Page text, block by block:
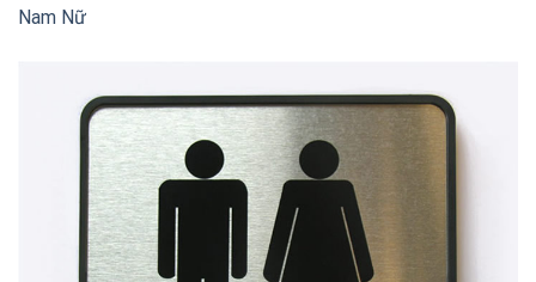
Nam Nữ